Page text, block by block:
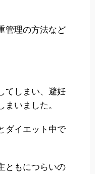
管理の方法など
てしまい、避妊
いました。
ダイエット中で
ともにつらいの